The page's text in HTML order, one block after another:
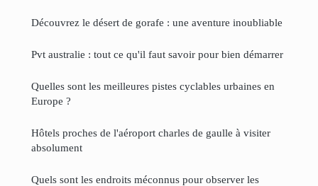
Découvrez le désert de gorafe : une aventure inoubliable
Pvt australie : tout ce qu'il faut savoir pour bien démarrer
Quelles sont les meilleures pistes cyclables urbaines en
Europe ?
Hôtels proches de l'aéroport charles de gaulle à visiter
absolument
Quels sont les endroits méconnus pour observer les